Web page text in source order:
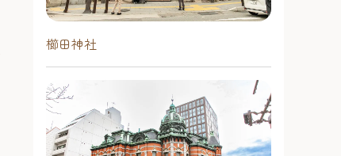
櫛田神社